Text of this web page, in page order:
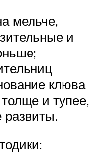
мельче,
и
клюва
и тупее,